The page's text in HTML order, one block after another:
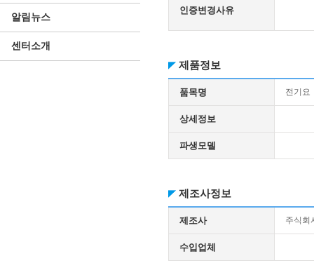
알림뉴스
센터소개
인증변경사유
제품정보
품목명 전기요
상세정보
파생모델
제조사정보
제조사 주식회
수입업체